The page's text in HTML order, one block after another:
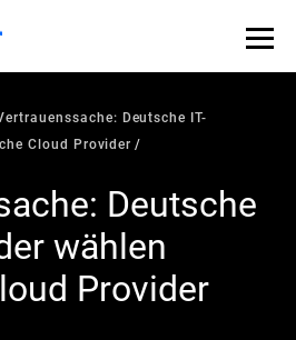
Deutsche IT-
Cloud Provider
Deutsche
wählen
Provider